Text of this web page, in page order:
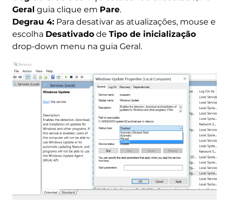
Geral guia clique em Pare.
Degrau 4:Para desativar as atualizações, mouse e
escolha Desativadode Tipo de inicialização
drop-down menu na guia Geral.